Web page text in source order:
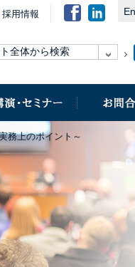
採用情報
務上のポイント～